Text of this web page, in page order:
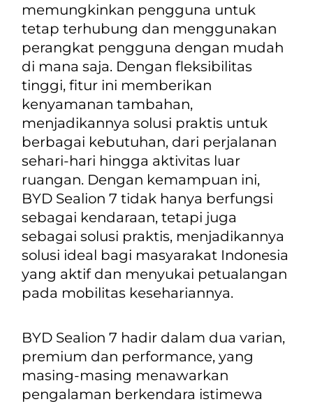
memungkinkan pengguna untuk
tetap terhubung dan menggunakan
perangkat pengguna dengan mudah
di mana saja. Dengan fleksibilitas
tinggi, fitur ini memberikan
kenyamanan tambahan,
menjadikannya solusi praktis untuk
berbagai kebutuhan, dari perjalanan
sehari-hari hingga aktivitas luar
ruangan. Dengan kemampuan ini,
BYD Sealion 7 tidak hanya berfungsi
sebagai kendaraan, tetapi juga
sebagai solusi praktis, menjadikannya
solusi ideal bagi masyarakat Indonesia
yang aktif dan menyukai petualangan
pada mobilitas kesehariannya.
BYD Sealion 7 hadir dalam dua varian,
premium dan performance, yang
masing-masing menawarkan
pengalaman berkendara istimewa